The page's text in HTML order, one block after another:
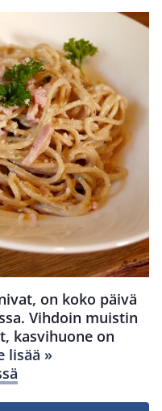
on koko päivä
Vihdoin muistin
kasvihuone on
lisää »